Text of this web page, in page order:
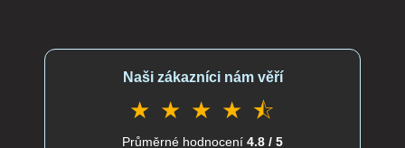
Naši zákazníci nám věří
★ ★ ★ ★ ⯪
Průměrné hodnocení 4.8 / 5